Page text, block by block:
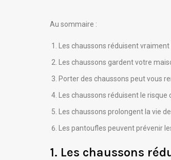
Au sommaire :
Les chaussons réduisent
Les chaussons gardent votre
Porter des chaussons peut vous
Les chaussons réduisent le
Les chaussons prolongent la vie
Les pantoufles peuvent prévenir
1. Les chaussons